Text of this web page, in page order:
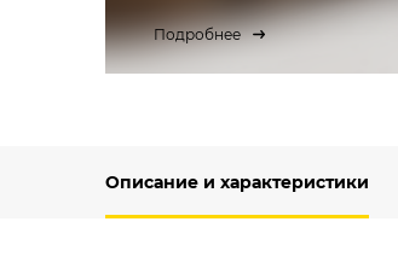
Подробнее
Описание и характеристики